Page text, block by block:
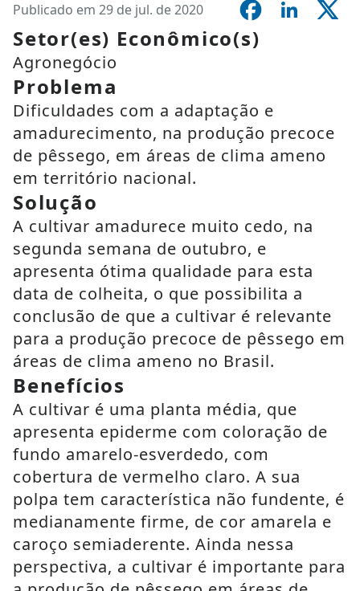
Publicado em 29 de jul. de 2020
Setor(es) Econômico(s)
Agronegócio
Problema
Dificuldades com a adaptação e
amadurecimento, na produção precoce
de pêssego, em áreas de clima ameno
em território nacional.
Solução
A cultivar amadurece muito cedo, na
segunda semana de outubro, e
apresenta ótima qualidade para esta
data de colheita, o que possibilita a
conclusão de que a cultivar é relevante
para a produção precoce de pêssego em
áreas de clima ameno no Brasil.
Benefícios
A cultivar é uma planta média, que
apresenta epiderme com coloração de
fundo amarelo-esverdedo, com
cobertura de vermelho claro. A sua
polpa tem característica não fundente, é
medianamente firme, de cor amarela e
caroço semiaderente. Ainda nessa
perspectiva, a cultivar é importante para